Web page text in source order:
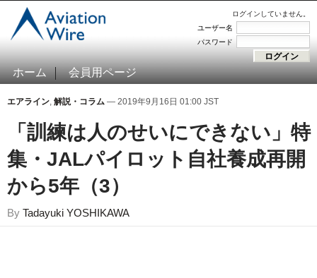
ログインしていません。
ユーザー名
パスワード
ホーム 会員用ページ
エアライン, 解説・コラム — 2019年9月16日 01:00 JST
「訓練は人のせいにできない」特
集・JALパイロット自社養成再開
から5年（3）
By Tadayuki YOSHIKAWA